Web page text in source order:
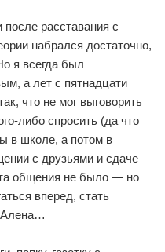
расставания с
набрался достаточно,
я всегда был
а лет с пятнадцати
что не мог выговорить
либо спросить (да что
в школе, а потом в
с друзьями и сдаче
общения не было — но
вперед, стать
Алена…